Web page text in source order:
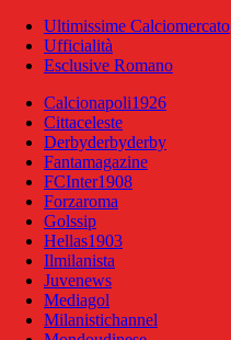
Ultimissime Calciomercato
Ufficialità
Esclusive Romano
Calcionapoli1926
Cittaceleste
Derbyderbyderby
Fantamagazine
FCInter1908
Forzaroma
Golssip
Hellas1903
Ilmilanista
Juvenews
Mediagol
Milanistichannel